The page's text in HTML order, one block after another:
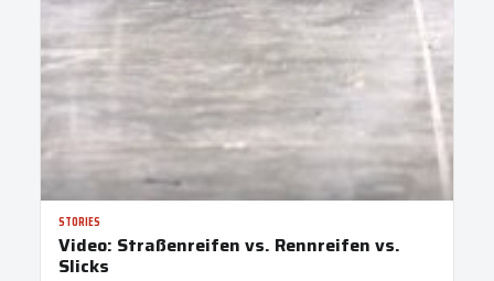
STORIES
Video: Straßenreifen vs. Rennreifen vs.
Slicks